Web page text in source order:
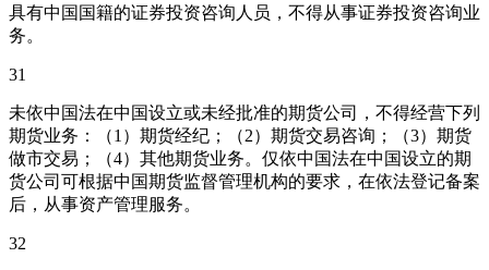
具有中国国籍的证券投资咨询人员，不得从事证券投资咨询业
务。
31
未依中国法在中国设立或未经批准的期货公司，不得经营下列
期货业务：（1）期货经纪；（2）期货交易咨询；（3）期货
做市交易；（4）其他期货业务。仅依中国法在中国设立的期
货公司可根据中国期货监督管理机构的要求，在依法登记备案
后，从事资产管理服务。
32